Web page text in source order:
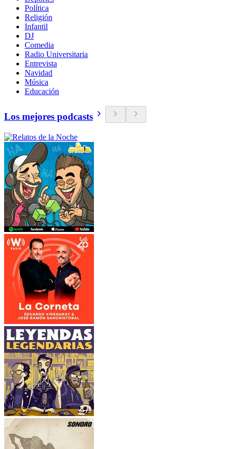
Política
Religión
Infantil
DJ
Comedia
Radio Universitaria
Entrevista
Navidad
Música
Educación
Los mejores podcasts